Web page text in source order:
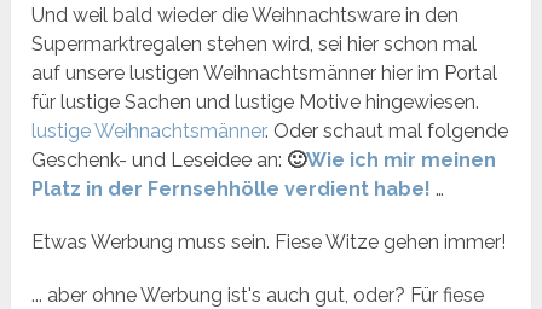
Und weil bald wieder die Weihnachtsware in den
Supermarktregalen stehen wird, sei hier schon mal
auf unsere lustigen Weihnachtsmänner hier im Portal
für lustige Sachen und lustige Motive hingewiesen.
lustige Weihnachtsmänner. Oder schaut mal folgende
Geschenk- und Leseidee an: 🙂Wie ich mir meinen
Platz in der Fernsehhölle verdient habe! …
Etwas Werbung muss sein. Fiese Witze gehen immer!
... aber ohne Werbung ist's auch gut, oder? Für fiese